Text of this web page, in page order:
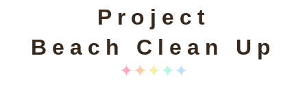
Project
Beach Clean Up